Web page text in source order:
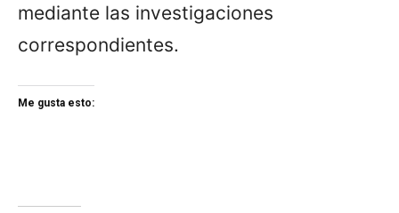
mediante las investigaciones
correspondientes.
Me gusta esto: